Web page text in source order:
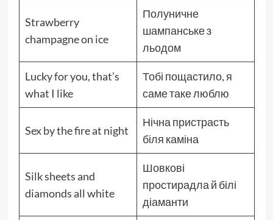
Strawberry
champagne on ice
Полуничне
шампанське з
льодом
Lucky for you, that’s
what I like
Тобі пощастило, я
саме таке люблю
Sex by the fire at night
Нічна пристрасть
біля каміна
Silk sheets and
diamonds all white
Шовкові
простирадла й білі
діаманти